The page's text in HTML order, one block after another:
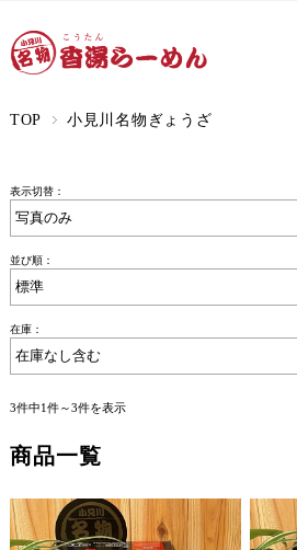
TOP 小見川名物ぎょうざ
表示切替：
並び順：
在庫：
3件中1件～3件を表示
商品一覧